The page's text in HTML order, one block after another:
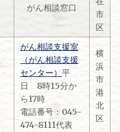
がん相談窓口
市
区
がん相談支援室
（がん相談支援
センター） 平
日 8時15分か
ら17時
電話番号：045-
474-8111代表
横
浜
市
港
北
区